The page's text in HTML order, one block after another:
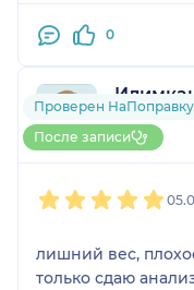
0
1 отзыв
До 10
Проверен НаПоправку
После записи
лишний вес,
только сдаю